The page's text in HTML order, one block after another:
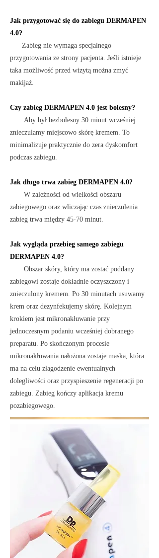
Jak przygotować się do zabiegu DERMAPEN
4.0?
Zabieg nie wymaga specjalnego
przygotowania ze strony pacjenta. Jeśli istnieje
taka możliwość przed wizytą można zmyć
makijaż.
Czy zabieg DERMAPEN 4.0 jest bolesny?
Aby był bezbolesny 30 minut wcześniej
znieczulamy miejscowo skórę kremem. To
minimalizuje praktycznie do zera dyskomfort
podczas zabiegu.
Jak długo trwa zabieg DERMAPEN 4.0?
W zależności od wielkości obszaru
zabiegowego oraz wliczając czas znieczulenia
zabieg trwa między 45-70 minut.
Jak wygląda przebieg samego zabiegu
DERMAPEN 4.0?
Obszar skóry, który ma zostać poddany
zabiegowi zostaje dokładnie oczyszczony i
znieczulony kremem. Po 30 minutach usuwamy
krem oraz dezynfekujemy skórę. Kolejnym
krokiem jest mikronakłuwanie przy
jednoczesnym podaniu wcześniej dobranego
preparatu. Po skończonym procesie
mikronakłuwania nałożona zostaje maska, która
ma na celu złagodzenie ewentualnych
dolegliwości oraz przyspieszenie regeneracji po
zabiegu. Zabieg kończy aplikacja kremu
pozabiegowego.